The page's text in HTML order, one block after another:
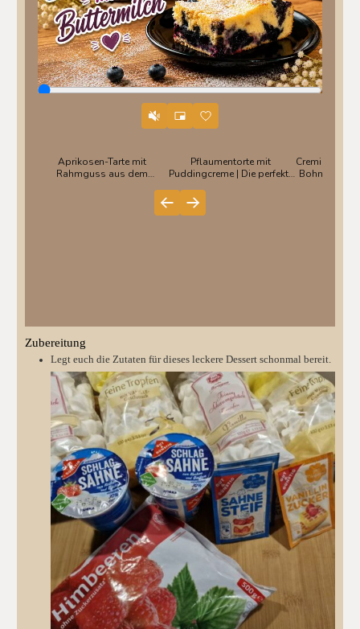
Zubereitung
Legt euch die Zutaten für dieses leckere Dessert schonmal bereit.